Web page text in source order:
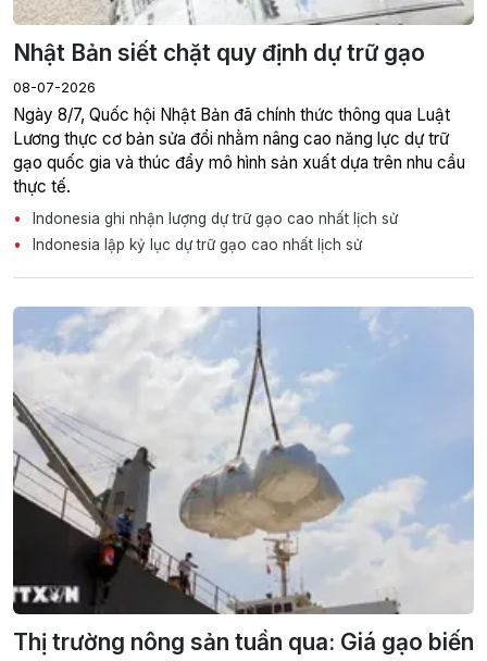
Nhật Bản siết chặt quy định dự trữ gạo
08-07-2026
Ngày 8/7, Quốc hội Nhật Bản đã chính thức thông qua Luật
Lương thực cơ bản sửa đổi nhằm nâng cao năng lực dự trữ
gạo quốc gia và thúc đẩy mô hình sản xuất dựa trên nhu cầu
thực tế.
Indonesia ghi nhận lượng dự trữ gạo cao nhất lịch sử
Indonesia lập kỷ lục dự trữ gạo cao nhất lịch sử
Thị trường nông sản tuần qua: Giá gạo biến